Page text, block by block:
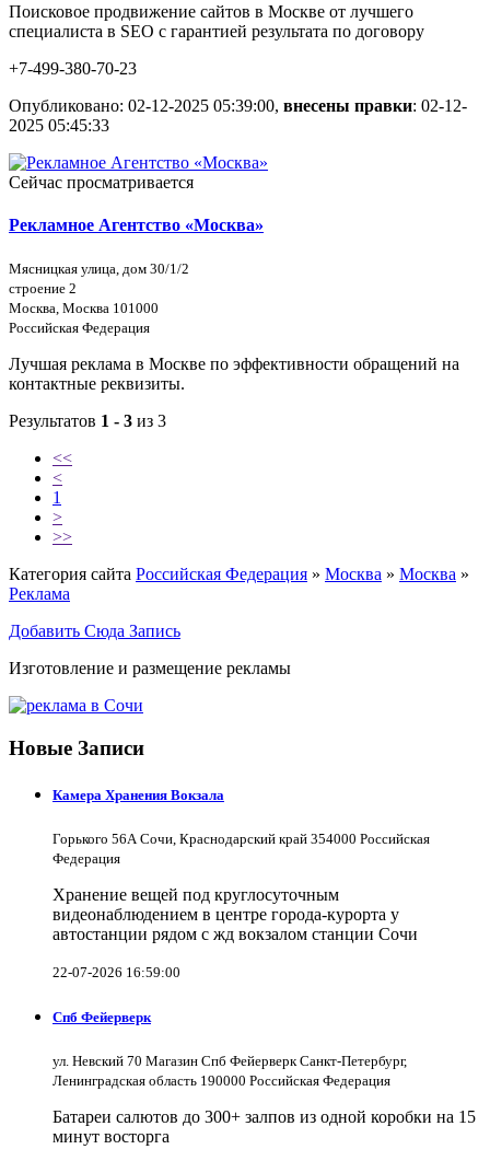
Поисковое продвижение сайтов в Москве от лучшего
специалиста в SEO с гарантией результата по договору
+7-499-380-70-23
Опубликовано: 02-12-2025 05:39:00, внесены правки: 02-12-
2025 05:45:33
Сейчас просматривается
Рекламное Агентство «Москва»
Мясницкая улица, дом 30/1/2
строение 2
Москва, Москва 101000
Российская Федерация
Лучшая реклама в Москве по эффективности обращений на
контактные реквизиты.
Результатов 1 - 3 из 3
<<
<
1
>
>>
Категория сайта Российская Федерация » Москва » Москва »
Реклама
Добавить Сюда Запись
Изготовление и размещение рекламы
Новые Записи
Камера Хранения Вокзала
Горького 56А Сочи, Краснодарский край 354000 Российская
Федерация
Хранение вещей под круглосуточным
видеонаблюдением в центре города-курорта у
автостанции рядом с жд вокзалом станции Сочи
22-07-2026 16:59:00
Спб Фейерверк
ул. Невский 70 Магазин Спб Фейерверк Санкт-Петербург,
Ленинградская область 190000 Российская Федерация
Батареи салютов до 300+ залпов из одной коробки на 15
минут восторга